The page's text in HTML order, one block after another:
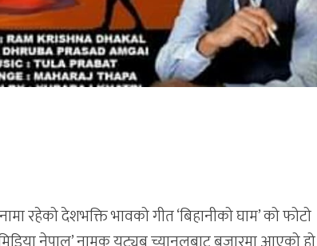
रहेको देशभक्ति भावको गीत ‘बिहानीको घाम’ को फोटो